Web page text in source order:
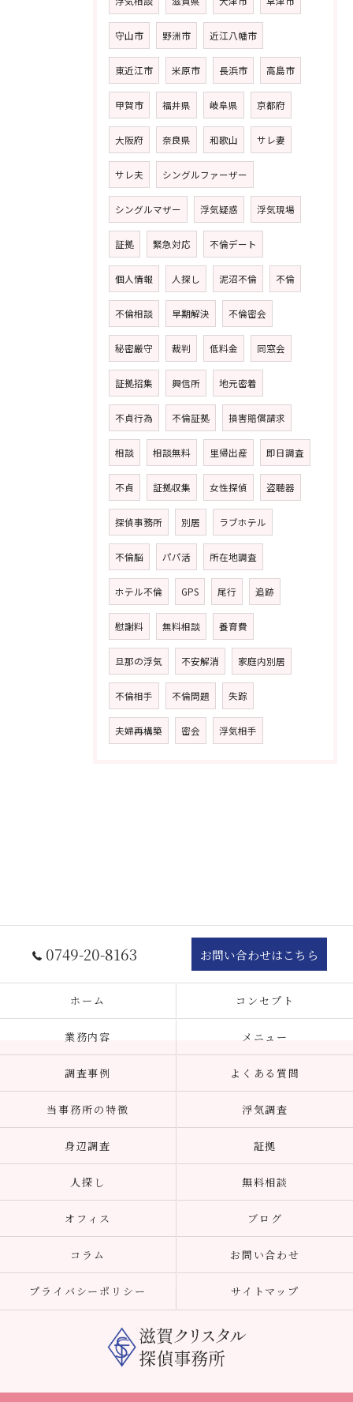
守山市 野洲市 近江八幡市
東近江市 米原市 長浜市 高島市
甲賀市 福井県 岐阜県 京都府
大阪府 奈良県 和歌山 サレ妻
サレ夫 シングルファーザー
シングルマザー 浮気疑惑 浮気現場
証拠 緊急対応 不倫デート
個人情報 人探し 泥沼不倫 不倫
不倫相談 早期解決 不倫密会
秘密厳守 裁判 低料金 同窓会
証拠招集 興信所 地元密着
不貞行為 不倫証拠 損害賠償請求
相談 相談無料 里帰出産 即日調査
不貞 証拠収集 女性探偵 盗聴器
探偵事務所 別居 ラブホテル
不倫脳 パパ活 所在地調査
ホテル不倫 GPS 尾行 追跡
慰謝料 無料相談 養育費
旦那の浮気 不安解消 家庭内別居
不倫相手 不倫問題 失踪
夫婦再構築 密会 浮気相手
0749-20-8163 お問い合わせはこちら
ホーム コンセプト
業務内容 メニュー
調査事例 よくある質問
当事務所の特徴 浮気調査
身辺調査 証拠
人探し 無料相談
オフィス ブログ
コラム お問い合わせ
プライバシーポリシー サイトマップ